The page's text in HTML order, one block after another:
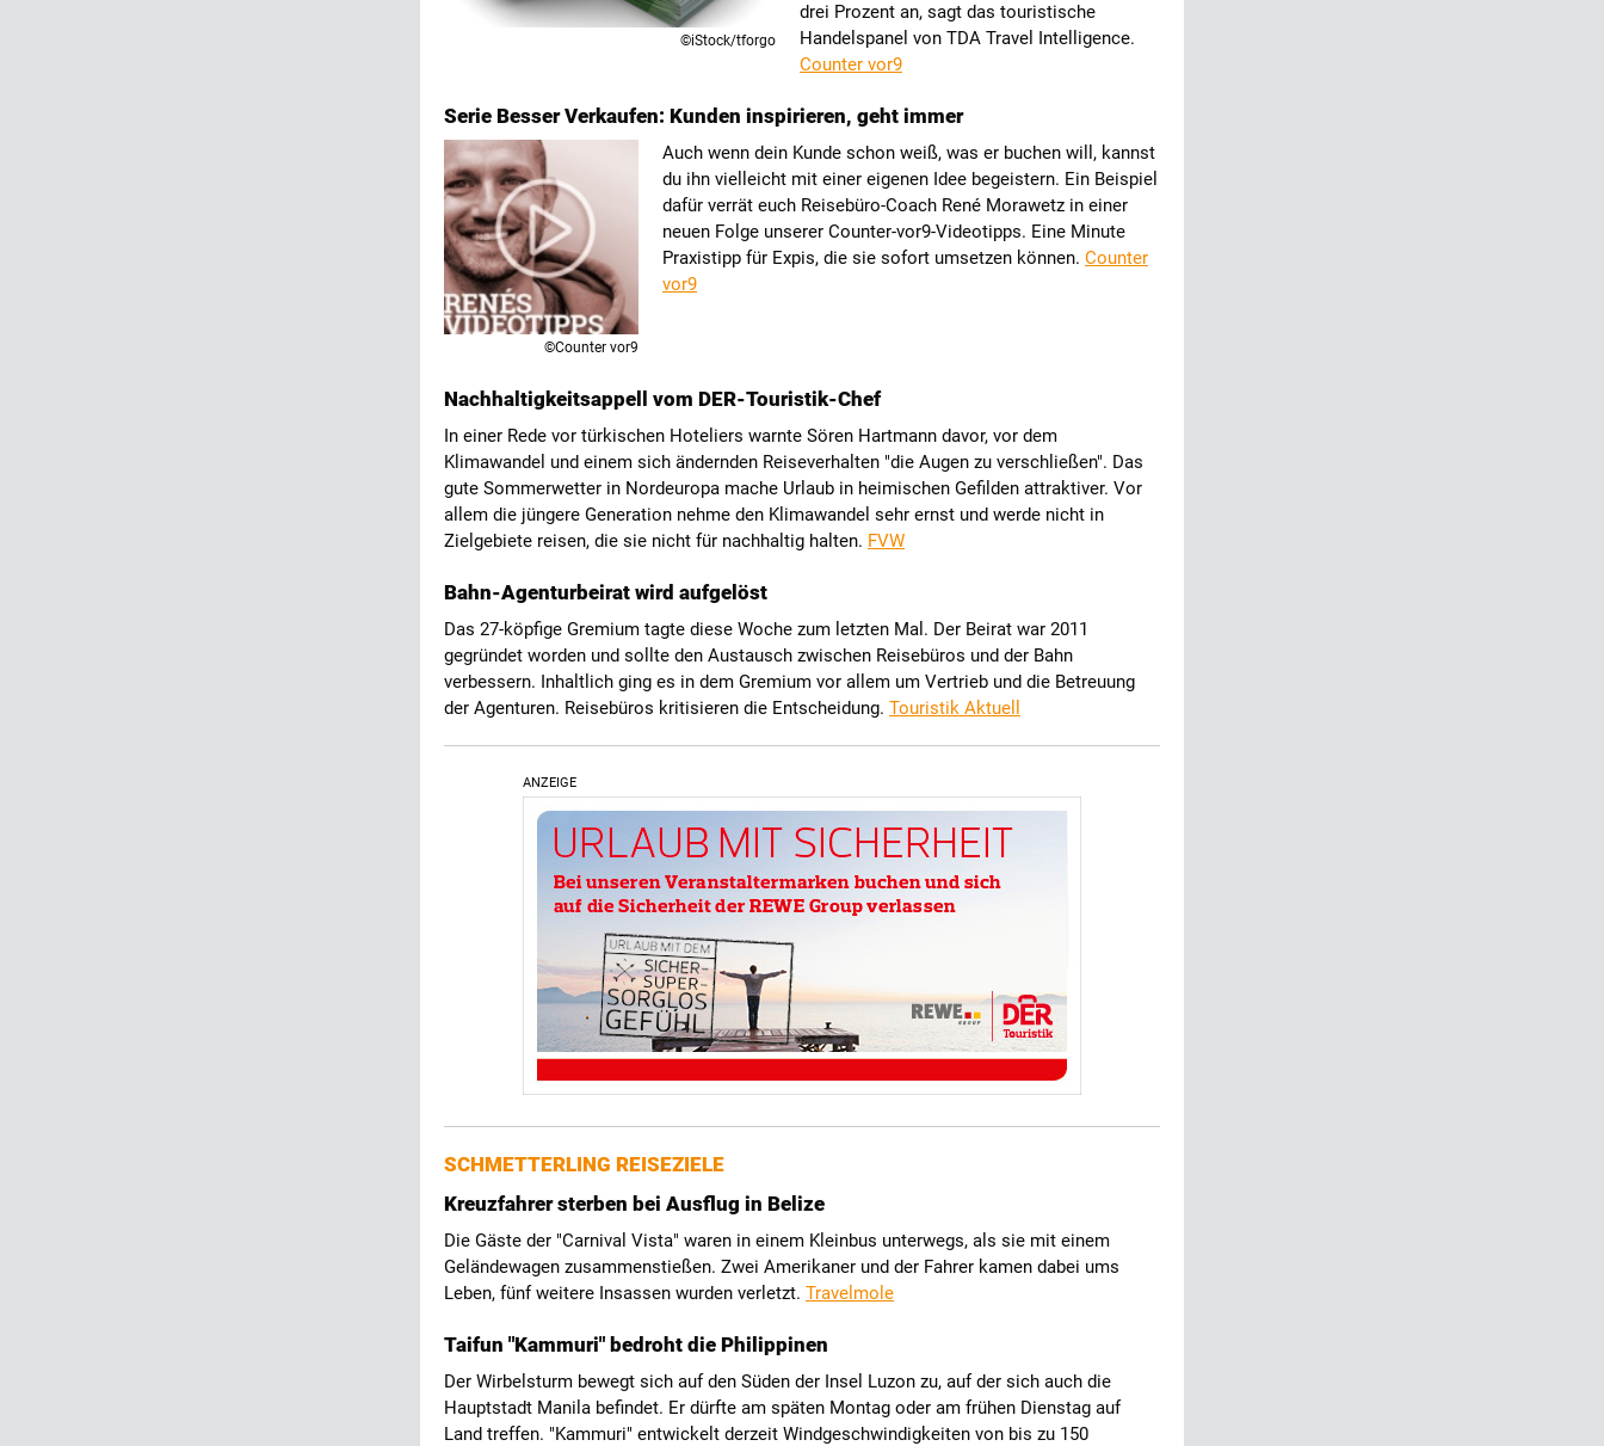
©iStock/tforgo
drei Prozent an, sagt das touristische
Handelspanel von TDA Travel Intelligence.
Counter vor9
Serie Besser Verkaufen: Kunden inspirieren, geht immer
©Counter vor9
Auch wenn dein Kunde schon weiß, was er buchen will, kannst
du ihn vielleicht mit einer eigenen Idee begeistern. Ein Beispiel
dafür verrät euch Reisebüro-Coach René Morawetz in einer
neuen Folge unserer Counter-vor9-Videotipps. Eine Minute
Praxistipp für Expis, die sie sofort umsetzen können. Counter
vor9
Nachhaltigkeitsappell vom DER-Touristik-Chef
In einer Rede vor türkischen Hoteliers warnte Sören Hartmann davor, vor dem
Klimawandel und einem sich ändernden Reiseverhalten "die Augen zu verschließen". Das
gute Sommerwetter in Nordeuropa mache Urlaub in heimischen Gefilden attraktiver. Vor
allem die jüngere Generation nehme den Klimawandel sehr ernst und werde nicht in
Zielgebiete reisen, die sie nicht für nachhaltig halten. FVW
Bahn-Agenturbeirat wird aufgelöst
Das 27-köpfige Gremium tagte diese Woche zum letzten Mal. Der Beirat war 2011
gegründet worden und sollte den Austausch zwischen Reisebüros und der Bahn
verbessern. Inhaltlich ging es in dem Gremium vor allem um Vertrieb und die Betreuung
der Agenturen. Reisebüros kritisieren die Entscheidung. Touristik Aktuell
ANZEIGE
SCHMETTERLING REISEZIELE
Kreuzfahrer sterben bei Ausflug in Belize
Die Gäste der "Carnival Vista" waren in einem Kleinbus unterwegs, als sie mit einem
Geländewagen zusammenstießen. Zwei Amerikaner und der Fahrer kamen dabei ums
Leben, fünf weitere Insassen wurden verletzt. Travelmole
Taifun "Kammuri" bedroht die Philippinen
Der Wirbelsturm bewegt sich auf den Süden der Insel Luzon zu, auf der sich auch die
Hauptstadt Manila befindet. Er dürfte am späten Montag oder am frühen Dienstag auf
Land treffen. "Kammuri" entwickelt derzeit Windgeschwindigkeiten von bis zu 150